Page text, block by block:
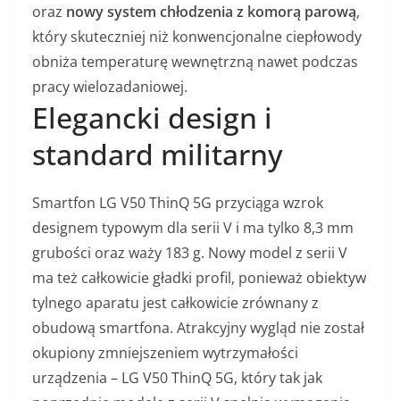
oraz nowy system chłodzenia z komorą parową,
który skuteczniej niż konwencjonalne ciepłowody
obniża temperaturę wewnętrzną nawet podczas
pracy wielozadaniowej.
Elegancki design i
standard militarny
Smartfon LG V50 ThinQ 5G przyciąga wzrok
designem typowym dla serii V i ma tylko 8,3 mm
grubości oraz waży 183 g. Nowy model z serii V
ma też całkowicie gładki profil, ponieważ obiektyw
tylnego aparatu jest całkowicie zrównany z
obudową smartfona. Atrakcyjny wygląd nie został
okupiony zmniejszeniem wytrzymałości
urządzenia – LG V50 ThinQ 5G, który tak jak